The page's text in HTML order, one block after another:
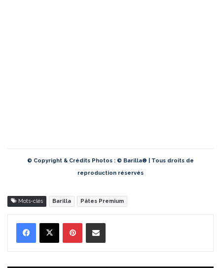
© Copyright & Crédits Photos : © Barilla® | Tous droits de
reproduction réservés
Mots-clés Barilla Pâtes Premium